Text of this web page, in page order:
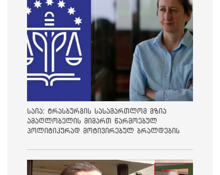
საია: ტრასბურგის სასამართლომ მზია
ამაღლობელის მიმართ წარმოებულ
პოლიტიკურად მოტივირებულ ბრალდების